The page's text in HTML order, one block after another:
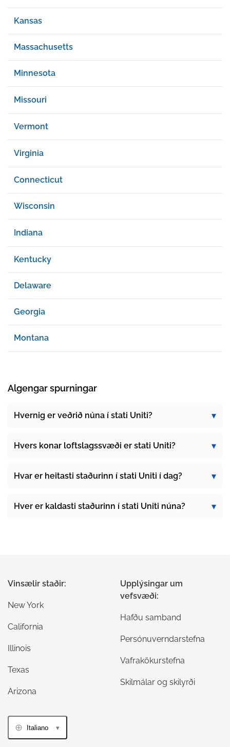
Kansas
Massachusetts
Minnesota
Missouri
Vermont
Virginia
Connecticut
Wisconsin
Indiana
Kentucky
Delaware
Georgia
Montana
Algengar spurningar
Hvernig er veðrið núna í stati Uniti?
Hvers konar loftslagssvæði er stati Uniti?
Hvar er heitasti staðurinn í stati Uniti í dag?
Hver er kaldasti staðurinn í stati Uniti núna?
Vinsælir staðir:
New York
California
Illinois
Texas
Arizona
Upplýsingar um
vefsvæði:
Hafðu samband
Persónuverndarstefna
Vafrakökurstefna
Skilmálar og skilyrði
Italiano